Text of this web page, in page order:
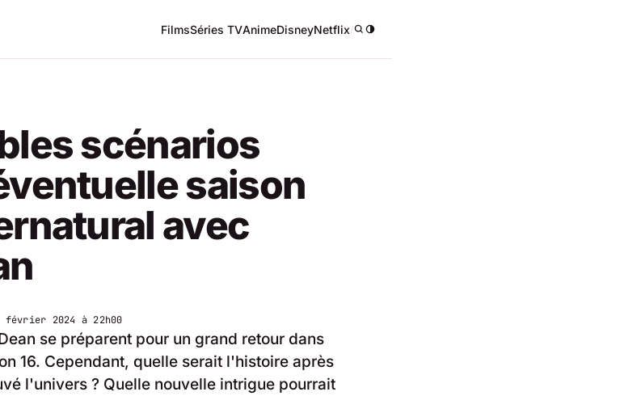
FilmsSéries TVAnimeDisneyNetflix/
scénarios
saison
avec
février 2024 à 22h00
se préparent pour un grand retour dans
16. Cependant, quelle serait l'histoire après
l'univers ? Quelle nouvelle intrigue pourrait